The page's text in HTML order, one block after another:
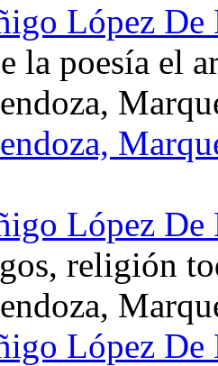
López
la poesía el
López
religión
López